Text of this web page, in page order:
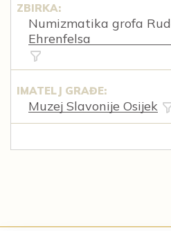
ZBIRKA:
Numizmatika grofa
Ehrenfelsa
IMATELJ GRAĐE:
Muzej Slavonije Osijek